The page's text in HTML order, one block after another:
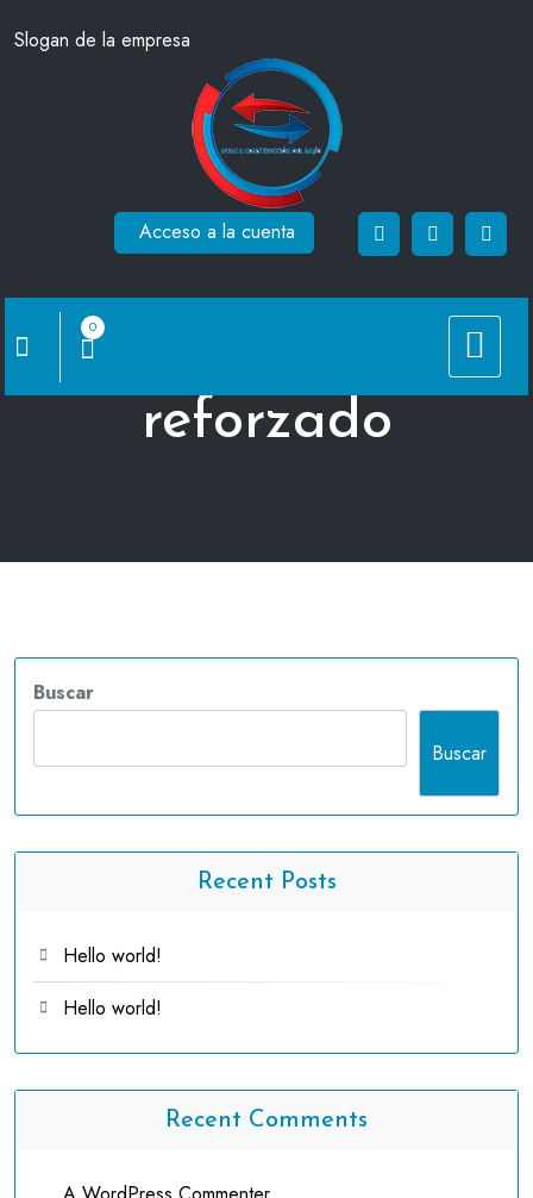
Slogan de la empresa
Acceso a la cuenta
0
Espiroducto Liso o
reforzado
Buscar
Buscar
Recent Posts
Hello world!
Hello world!
Recent Comments